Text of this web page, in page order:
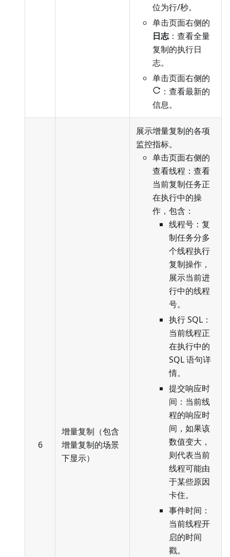
位为行/秒。
单击页面右侧的
日志：查看全量
复制的执行日
志。
单击页面右侧的
：查看最新的
信息。
6
增量复制（包含
增量复制的场景
下显示）
展示增量复制的各项
监控指标。
单击页面右侧的
查看线程：查看
当前复制任务正
在执行中的操
作，包含：
线程号：复
制任务分多
个线程执行
复制操作，
展示当前进
行中的线程
号。
执行 SQL：
当前线程正
在执行中的
SQL 语句详
情。
提交响应时
间：当前线
程的响应时
间，如果该
数值变大，
则代表当前
线程可能由
于某些原因
卡住。
事件时间：
当前线程开
启的时间
戳。